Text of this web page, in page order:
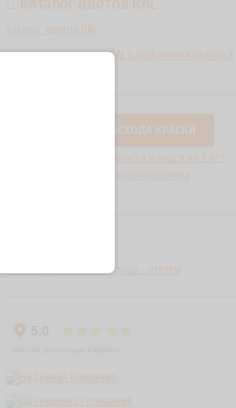
Каталог цветов RAL
Расшифровка цветов RAL с названиями цветов в
КАЛЬКУЛЯТОР РАСХОДА КРАСКИ
Какие нормы расхода краски и эмали на 1 м²?
Как рассчитать расход лакокрасочных
Часто задаваемые вопросы - ответы